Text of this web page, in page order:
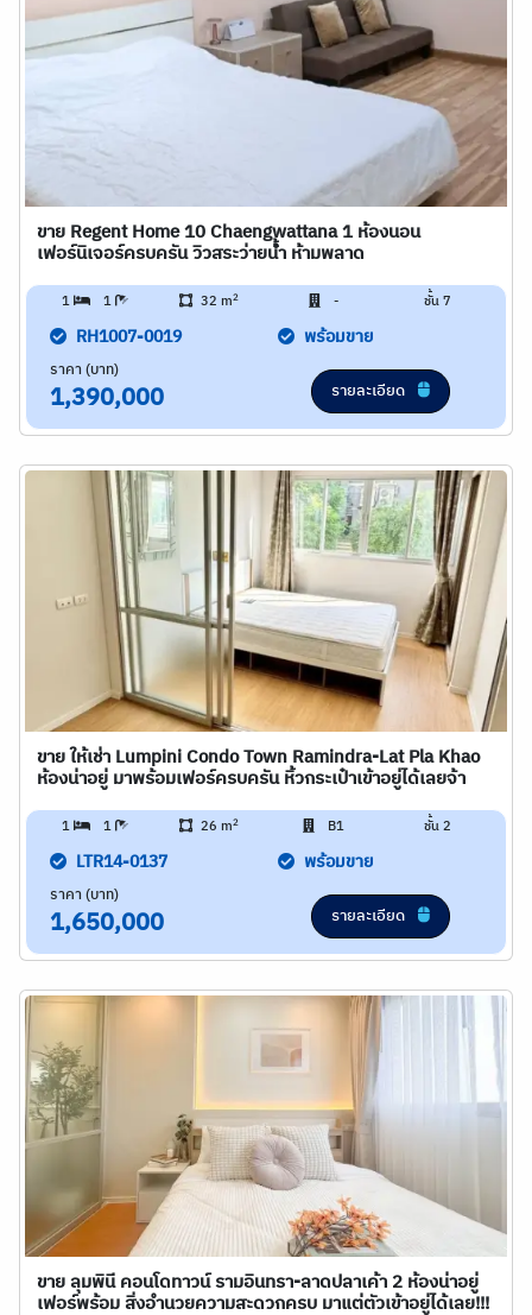
ขาย Regent Home 10 Chaengwattana 1 ห้องนอน
เฟอร์นิเจอร์ครบครัน วิวสระว่ายน้้ำ ห้ามพลาด
1 1 32 m2 - ชั้น 7
RH1007-0019 พร้อมขาย
ราคา (บาท)
1,390,000 รายละเอียด
ขาย ให้เช่า Lumpini Condo Town Ramindra-Lat Pla Khao
ห้องน่าอยู่ มาพร้อมเฟอร์ครบครัน หิ้วกระเป๋าเข้าอยู่ได้เลยจ้า
1 1 26 m2 B1 ชั้น 2
LTR14-0137 พร้อมขาย
ราคา (บาท)
1,650,000 รายละเอียด
ขาย ลุมพินี คอนโดทาวน์ รามอินทรา-ลาดปลาเค้า 2 ห้องน่าอยู่
เฟอร์พร้อม สิ่งอำนวยความสะดวกครบ มาแต่ตัวเข้าอยู่ได้เลย!!!